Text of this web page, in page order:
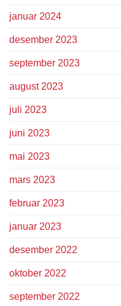
januar 2024
desember 2023
september 2023
august 2023
juli 2023
juni 2023
mai 2023
mars 2023
februar 2023
januar 2023
desember 2022
oktober 2022
september 2022